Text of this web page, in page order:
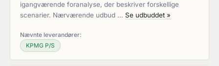
igangværende foranalyse, der beskriver forskellige
scenarier. Nærværende udbud … Se udbuddet »
Nævnte leverandører:
KPMG P/S